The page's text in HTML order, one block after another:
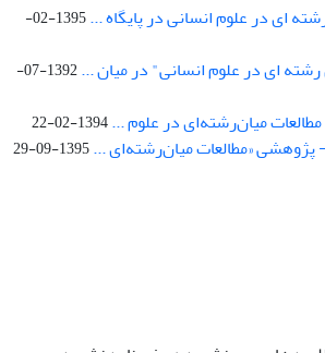
ای در علوم انسانی در پایگاه ...
1395-02-
ای در علوم انسانی" در میان ...
1392-07-
میان‌رشته‌ای در علوم ...1394-02-22
«مطالعات میان‌رشته‌ای ...1395-09-29